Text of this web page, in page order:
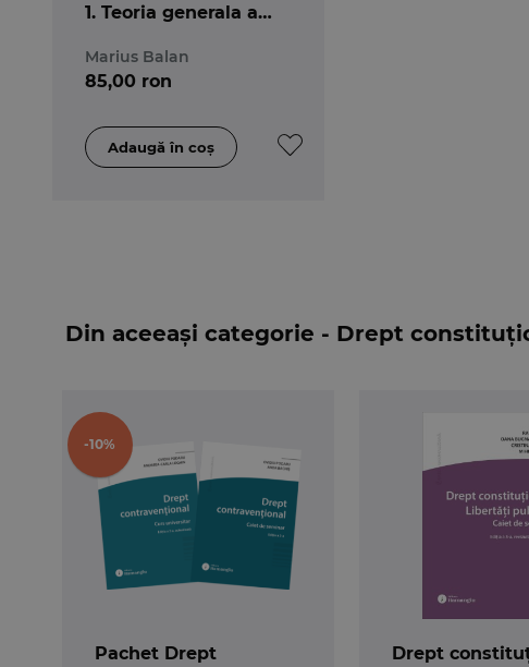
1. Teoria generala a
constitutiei.
Constitutia romana in
Marius Balan
85,00 ron
Din aceeași categorie - Drept
-10%
Pachet Drept
Drept